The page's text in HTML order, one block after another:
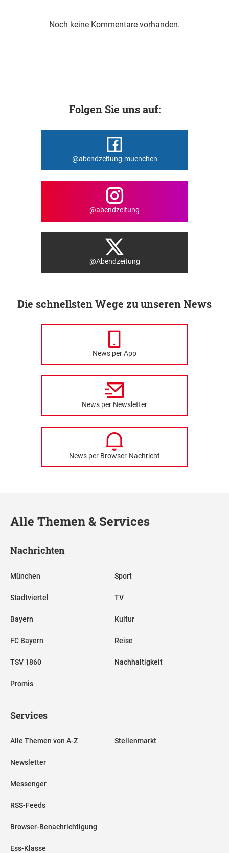
Noch keine Kommentare vorhanden.
Folgen Sie uns auf:
@abendzeitung.muenchen
@abendzeitung
@Abendzeitung
Die schnellsten Wege zu unseren News
News per App
News per Newsletter
News per Browser-Nachricht
Alle Themen & Services
Nachrichten
München
Stadtviertel
Bayern
FC Bayern
TSV 1860
Promis
Sport
TV
Kultur
Reise
Nachhaltigkeit
Services
Alle Themen von A-Z
Newsletter
Messenger
RSS-Feeds
Browser-Benachrichtigung
Ess-Klasse
Stellenmarkt